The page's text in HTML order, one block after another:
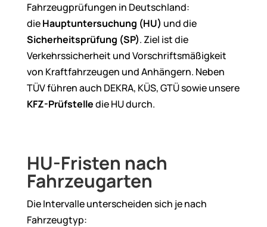
Fahrzeugprüfungen in Deutschland:
dieHauptuntersuchung (HU) und die
Sicherheitsprüfung (SP). Ziel ist die
Verkehrssicherheit und Vorschriftsmäßigkeit
von Kraftfahrzeugen und Anhängern. Neben
TÜV führen auch DEKRA, KÜS, GTÜ sowie unsere
KFZ-Prüfstelledie HU durch.
HU-Fristen nach
Fahrzeugarten
Die Intervalle unterscheiden sich je nach
Fahrzeugtyp: